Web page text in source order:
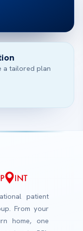
a tailored plan
patient
From your
home, one